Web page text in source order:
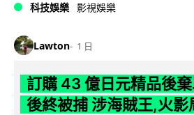
科技娛樂 影視娛樂
Lawton 1 日
訂購 43 億日元精品後
後終被捕 涉海賊王,火影